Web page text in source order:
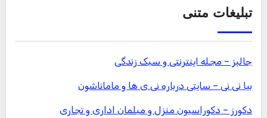
تبلیغات متنی
جالبز – مجله اینترنتی و سبک زندگی
بیا نی نی – سایتی درباره نی ی ها و ماماناشون
دکورز – دکوراسیون منزل و مبلمان اداری و تجاری